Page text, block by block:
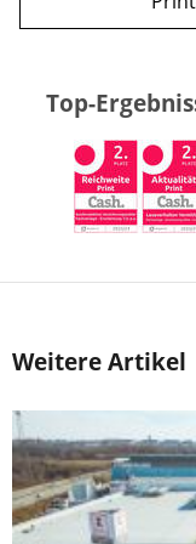
Top-
Weitere Artikel